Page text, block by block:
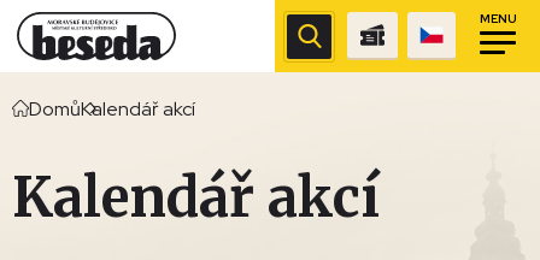
MENU
DomůKalendář akcí
Kalendář akcí